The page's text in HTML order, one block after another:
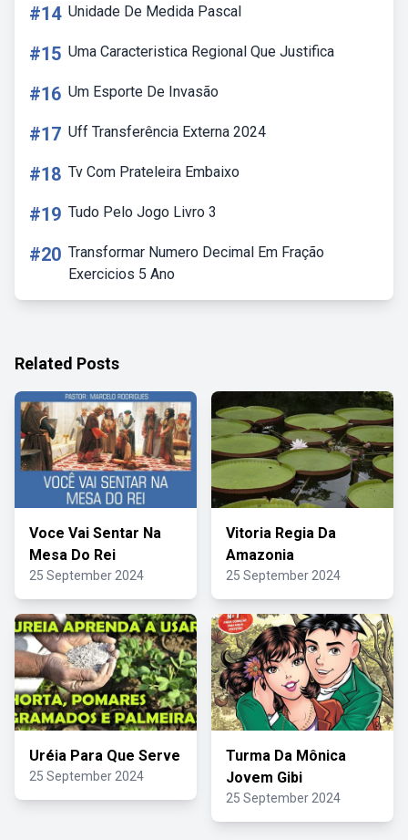
#14 Unidade De Medida Pascal
#15 Uma Caracteristica Regional Que Justifica
#16 Um Esporte De Invasão
#17 Uff Transferência Externa 2024
#18 Tv Com Prateleira Embaixo
#19 Tudo Pelo Jogo Livro 3
#20 Transformar Numero Decimal Em Fração
Exercicios 5 Ano
Related Posts
Voce Vai Sentar Na
Mesa Do Rei
25 September 2024
Vitoria Regia Da
Amazonia
25 September 2024
Uréia Para Que Serve
25 September 2024
Turma Da Mônica
Jovem Gibi
25 September 2024